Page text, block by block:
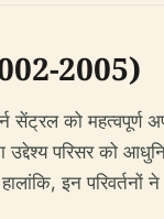
2005)
को महत्वपूर्ण
परिसर को
इन